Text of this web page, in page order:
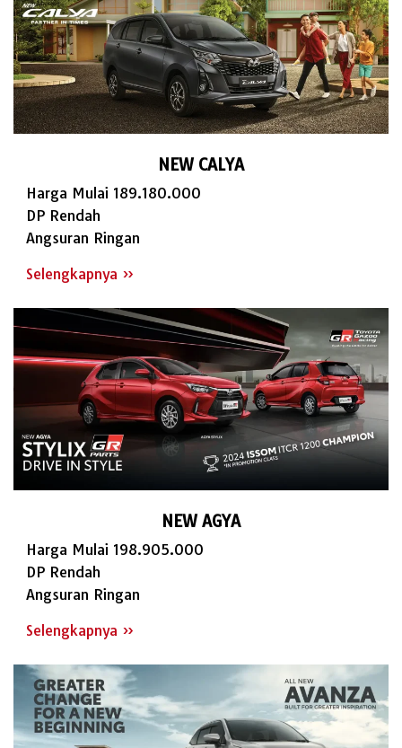
NEW CALYA
Harga Mulai 189.180.000
DP Rendah
Angsuran Ringan
Selengkapnya »
NEW AGYA
Harga Mulai 198.905.000
DP Rendah
Angsuran Ringan
Selengkapnya »